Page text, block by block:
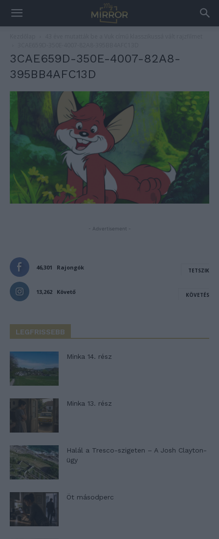
3CAE659D-350E-4007-82A8-
395BB4AFC13D
- Advertisement -
46,301 Rajongók TETSZIK
13,262 Követő KÖVETÉS
LEGFRISSEBB
Minka 14. rész
Minka 13. rész
Halál a Tresco-szigeten – A Josh Clayton-
ügy
Öt másodperc